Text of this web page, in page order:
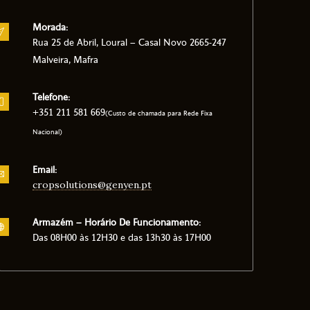
Morada:
Rua 25 de Abril, Loural – Casal Novo 2665-247
Malveira, Mafra
Telefone:
+351 211 581 669(Custo de chamada para Rede Fixa
Nacional)
Email:
cropsolutions@genyen.pt
Armazém – Horário De Funcionamento:
Das 08H00 às 12H30 e das 13h30 às 17H00